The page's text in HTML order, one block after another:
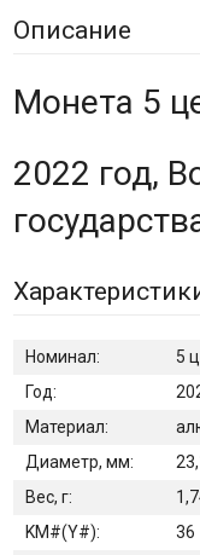
Описание
Монета 5
2022 год,
Номинал:
5
Год:
Материал:
Диаметр, мм:
Вес, г:
KM#(Y#):
36